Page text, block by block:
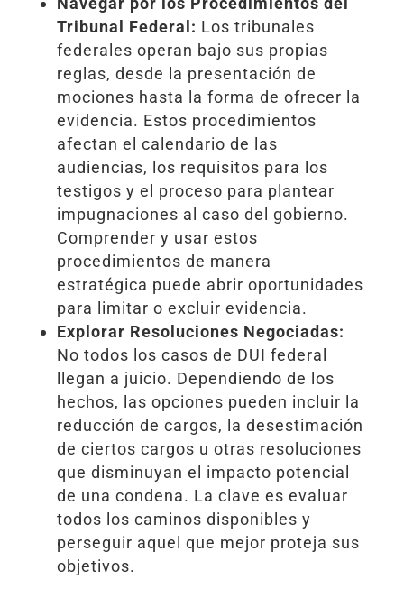
Tribunal Federal: Los tribunales
federales operan bajo sus propias
reglas, desde la presentación de
mociones hasta la forma de ofrecer la
evidencia. Estos procedimientos
afectan el calendario de las
audiencias, los requisitos para los
testigos y el proceso para plantear
impugnaciones al caso del gobierno.
Comprender y usar estos
procedimientos de manera
estratégica puede abrir oportunidades
para limitar o excluir evidencia.
Explorar Resoluciones Negociadas:
No todos los casos de DUI federal
llegan a juicio. Dependiendo de los
hechos, las opciones pueden incluir la
reducción de cargos, la desestimación
de ciertos cargos u otras resoluciones
que disminuyan el impacto potencial
de una condena. La clave es evaluar
todos los caminos disponibles y
perseguir aquel que mejor proteja sus
objetivos.